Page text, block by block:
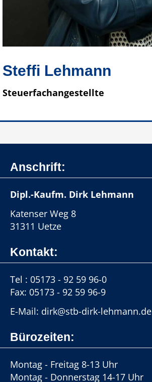
Steffi Lehmann
Steuerfachangestellte
Anschrift:
Dipl.-Kaufm. Dirk Lehmann
Katenser Weg 8
31311 Uetze
Kontakt:
Tel : 05173 - 92 59 96-0
Fax: 05173 - 92 59 96-9
E-Mail: dirk@stb-dirk-lehmann.de
Bürozeiten:
Montag - Freitag 8-13 Uhr
Montag - Donnerstag 14-17 Uhr